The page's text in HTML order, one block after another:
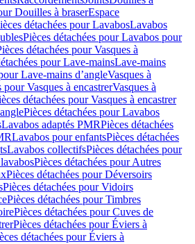
Douilles à braserEspace
détachées pour LavabosLavabos
Pièces détachées pour Lavabos pour
détachées pour Vasques à
pour Lave-mainsLave-mains
Lave-mains d’angleVasques à
pour Vasques à encastrerVasques à
détachées pour Vasques à encastrer
Pièces détachées pour Lavabos
Lavabos adaptés PMRPièces détachées
Lavabos pour enfantsPièces détachées
Lavabos collectifsPièces détachées pour
Pièces détachées pour Autres
Pièces détachées pour Déversoirs
Pièces détachées pour Vidoirs
Pièces détachées pour Timbres
Pièces détachées pour Cuves de
Pièces détachées pour Éviers à
détachées pour Éviers à